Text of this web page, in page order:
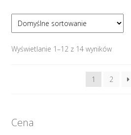
Wyświetlanie 1–12 z 14 wyników
1 2
Cena